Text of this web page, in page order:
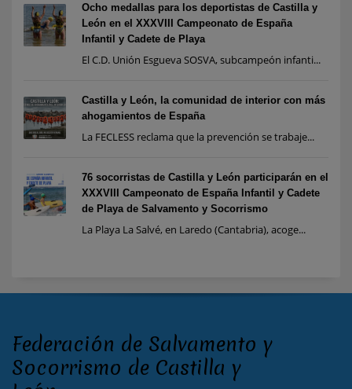
Ocho medallas para los deportistas de Castilla y
León en el XXXVIII Campeonato de España
Infantil y Cadete de Playa
El C.D. Unión Esgueva SOSVA, subcampeón infanti...
Castilla y León, la comunidad de interior con más
ahogamientos de España
La FECLESS reclama que la prevención se trabaje...
76 socorristas de Castilla y León participarán en el
XXXVIII Campeonato de España Infantil y Cadete
de Playa de Salvamento y Socorrismo
La Playa La Salvé, en Laredo (Cantabria), acoge...
Federación de Salvamento y
Socorrismo de Castilla y